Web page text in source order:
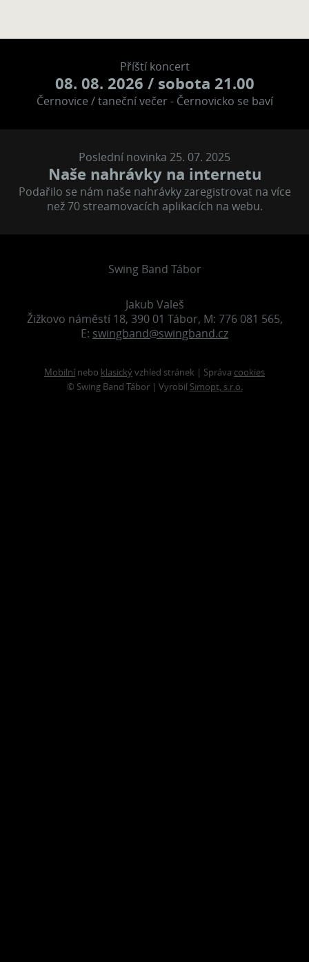
Příští koncert
08. 08. 2026 / sobota 21.00
Černovice / taneční večer - Černovicko se baví
Poslední novinka 25. 07. 2025
Naše nahrávky na internetu
Podařilo se nám naše nahrávky zaregistrovat na více
než 70 streamovacích aplikacích na webu.
Swing Band Tábor
Jakub Valeš
Žižkovo náměstí 18, 390 01 Tábor, M: 776 081 565,
E: swingband@swingband.cz
Mobilní nebo klasickývzhled stránek | Správa cookies
© Swing Band Tábor | Vyrobil Simopt, s.r.o.